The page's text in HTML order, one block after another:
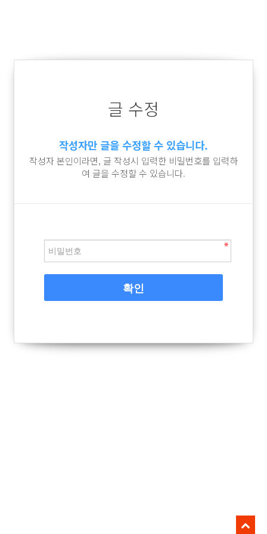
글 수정
작성자만 글을 수정할 수 있습니다.
작성자 본인이라면, 글 작성시 입력한 비밀번호를 입력하
여 글을 수정할 수 있습니다.